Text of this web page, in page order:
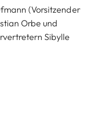
(Vorsitzender
Orbe und
Sibylle